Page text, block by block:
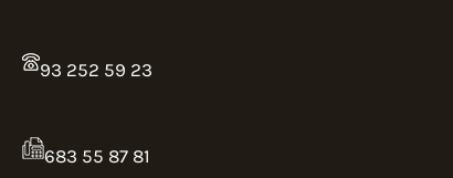
93 252 59 23
683 55 87 81